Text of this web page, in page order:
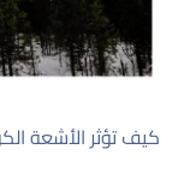
كيف تؤثر الأشعة